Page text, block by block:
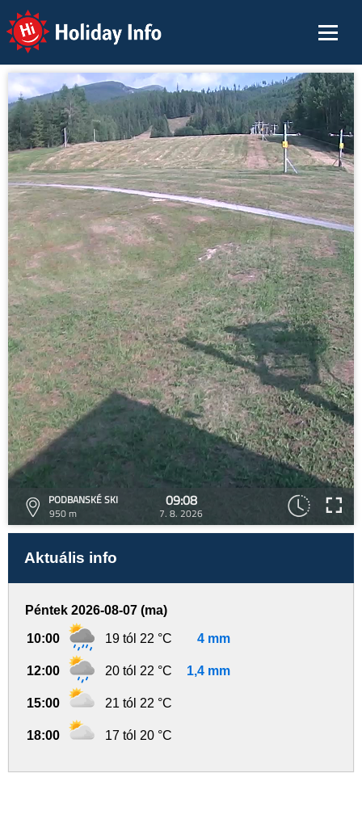
Holiday Info
PODBANSKÉ SKI
950 m
09:08
7. 8. 2026
Aktuális info
Péntek 2026-08-07 (ma)
10:00 19 tól 22 °C 4 mm
12:00 20 tól 22 °C 1,4 mm
15:00 21 tól 22 °C
18:00 17 tól 20 °C